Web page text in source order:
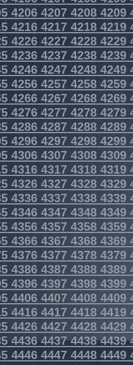
4206420742084209
4216421742184219
4226422742284229
4236423742384239
4246424742484249
4256425742584259
4266426742684269
4276427742784279
4286428742884289
4296429742984299
4306430743084309
43164317 43184319
43264327 43284329
43364337 43384339
4346434743484349
4356435743584359
43664367 43684369
43764377 43784379
43864387 43884389
43964397 43984399
44064407 44084409
44164417 44184419
44264427 44284429
4436443744384439
4446444744484449